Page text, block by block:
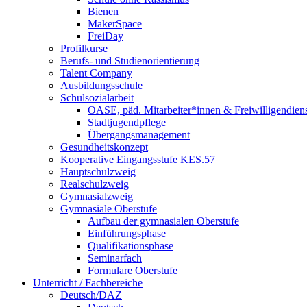
Bienen
MakerSpace
FreiDay
Profilkurse
Berufs- und Studienorientierung
Talent Company
Ausbildungsschule
Schulsozialarbeit
OASE, päd. Mitarbeiter*innen &
Stadtjugendpflege
Übergangsmanagement
Gesundheitskonzept
Kooperative Eingangsstufe KES.57
Hauptschulzweig
Realschulzweig
Gymnasialzweig
Gymnasiale Oberstufe
Aufbau der gymnasialen Oberstufe
Einführungsphase
Qualifikationsphase
Seminarfach
Formulare Oberstufe
Unterricht / Fachbereiche
Deutsch/DAZ